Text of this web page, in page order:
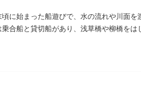
に始まった船遊びで、水の流れや川面
合船と貸切船があり、浅草橋や柳橋を